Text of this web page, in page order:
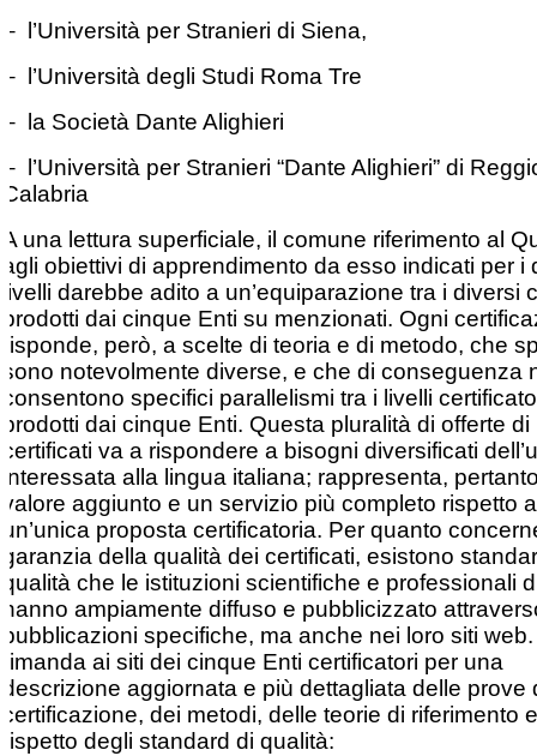
– l’Università per Stranieri di Siena,
– l’Università degli Studi Roma Tre
– la Società Dante Alighieri
– l’Università per Stranieri “Dante Alighieri” di
Calabria
A una lettura superficiale, il comune riferimento al
agli obiettivi di apprendimento da esso indicati per i
livelli darebbe adito a un’equiparazione tra i diversi
prodotti dai cinque Enti su menzionati. Ogni
risponde, però, a scelte di teoria e di metodo, che
sono notevolmente diverse, e che di conseguenza
consentono specifici parallelismi tra i livelli
prodotti dai cinque Enti. Questa pluralità di offerte di
certificati va a rispondere a bisogni diversificati
interessata alla lingua italiana; rappresenta,
valore aggiunto e un servizio più completo rispetto
un’unica proposta certificatoria. Per quanto
garanzia della qualità dei certificati, esistono
qualità che le istituzioni scientifiche e professionali
hanno ampiamente diffuso e pubblicizzato
pubblicazioni specifiche, ma anche nei loro siti
rimanda ai siti dei cinque Enti certificatori per una
descrizione aggiornata e più dettagliata delle prove
certificazione, dei metodi, delle teorie di riferimento
rispetto degli standard di qualità: